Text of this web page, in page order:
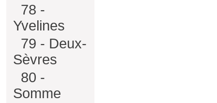
78 -
Yvelines
79 - Deux-
Sèvres
80 -
Somme